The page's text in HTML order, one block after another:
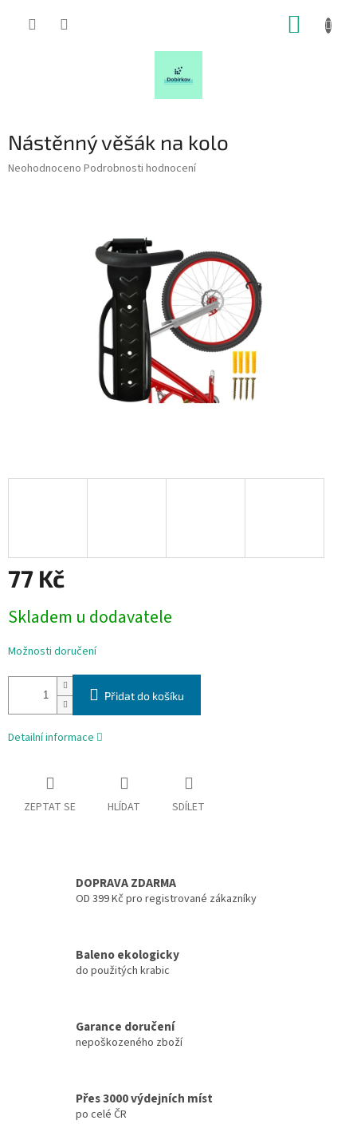
Nástěnný věšák na kolo
Průměrné
Neohodnoceno Podrobnosti hodnocení
77 Kč
cena:
Skladem u dodavatele
Možnosti doručení
Přidat do košíku
Detailní informace
ZEPTAT SE HLÍDAT SDÍLET
DOPRAVA ZDARMA
OD 399 Kč pro registrované zákazníky
Baleno ekologicky
do použitých krabic
Garance doručení
nepoškozeného zboží
Přes 3000 výdejních míst
po celé ČR